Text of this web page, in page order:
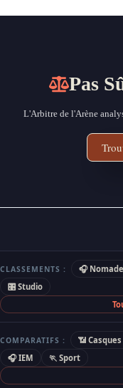
Pas
L'Arbitre de l'Arène
CLASSEMENTS : 🎧 Nomade
🎛 Studio
COMPARATIFS : 📶 Casques
🎧 IEM
🏃 Sport